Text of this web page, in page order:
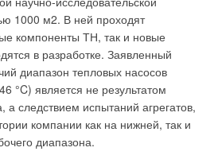
1000 м2. В ней проходят
компоненты ТН, так и новые
в разработке. Заявленный
диапазон тепловых насосов
°C) является не результатом
а следствием испытаний агрегатов,
компании как на нижней, так и
диапазона.
прибора на датчик
хронотермостатом и
беспроводным способом
868,15 МГц. Данный канал
другими радиоэлектронными
надежность и
системы. Мощность передатчика